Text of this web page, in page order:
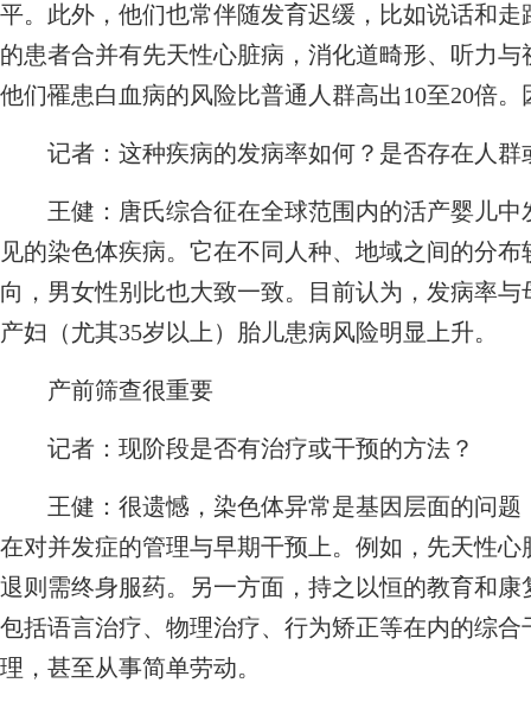
平。此外，他们也常伴随发育迟缓，比如说话和
的患者合并有先天性心脏病，消化道畸形、听力
他们罹患白血病的风险比普通人群高出10至20倍
记者： 这种疾病的发病率如何？是否存在人群
王健： 唐氏综合征在全球范围内的活产婴儿
见的染色体疾病。它在不同人种、地域之间的分
向，男女性别比也大致一致。目前认为，发病率
产妇（尤其35岁以上）胎儿患病风险明显上升。
产前筛查很重要
记者： 现阶段是否有治疗或干预的方法？
王健： 很遗憾，染色体异常是基因层面的问
在对并发症的管理与早期干预上。例如，先天性
退则需终身服药。另一方面，持之以恒的教育和
包括语言治疗、物理治疗、行为矫正等在内的综
理，甚至从事简单劳动。